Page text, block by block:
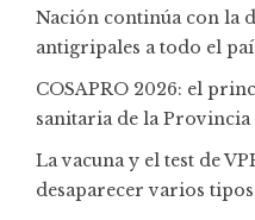
Nación continúa con la
antigripales a todo el
COSAPRO 2026: el
sanitaria de la Provincia
La vacuna y el test de
desaparecer varios